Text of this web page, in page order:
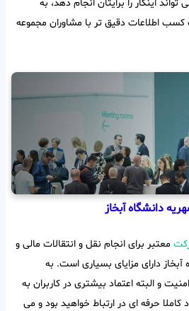
اینکار را برایتان انجام دهد، به
اطلاعات دقیق تر با مشاوران مجموعه
دانشگاه آبخاز
معتبر برای انجام نقل و انتقالات مالی و
آبخاز دارای مزایای بسیاری است. به
و البته اعتماد بیشتری در کاربران به
کاملا حرفه ای در ارتباط خواهید بود و می